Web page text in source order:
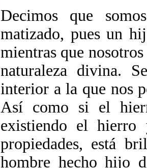
Decimos que
matizado, pues un
mientras que
naturaleza divina.
interior a la que nos
Así como si el
existiendo el
propiedades, está
hombre hecho hijo